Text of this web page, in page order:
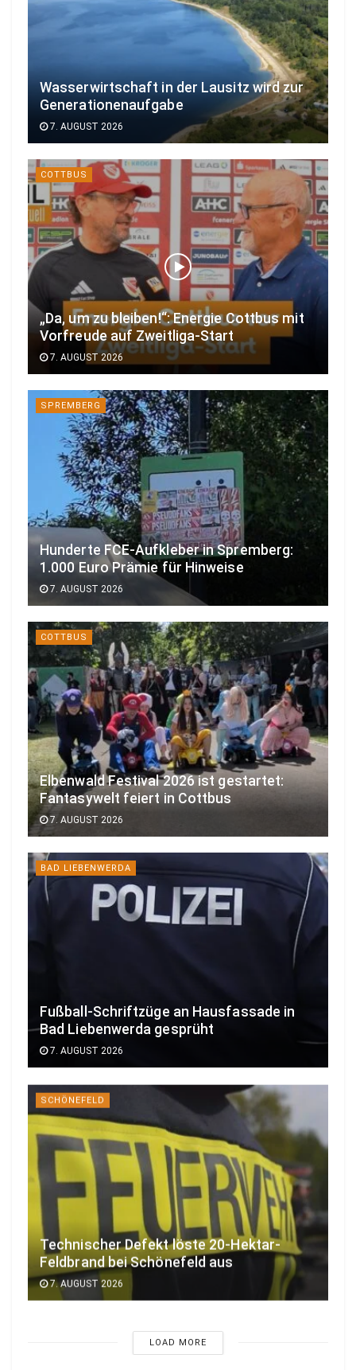
Wasserwirtschaft in der Lausitz wird zur
Generationenaufgabe
7. AUGUST 2026
COTTBUS
„Da, um zu bleiben!“: Energie Cottbus mit
Vorfreude auf Zweitliga-Start
7. AUGUST 2026
SPREMBERG
Hunderte FCE-Aufkleber in Spremberg:
1.000 Euro Prämie für Hinweise
7. AUGUST 2026
COTTBUS
Elbenwald Festival 2026 ist gestartet:
Fantasywelt feiert in Cottbus
7. AUGUST 2026
BAD LIEBENWERDA
Fußball-Schriftzüge an Hausfassade in
Bad Liebenwerda gesprüht
7. AUGUST 2026
SCHÖNEFELD
Technischer Defekt löste 20-Hektar-
Feldbrand bei Schönefeld aus
7. AUGUST 2026
LOAD MORE